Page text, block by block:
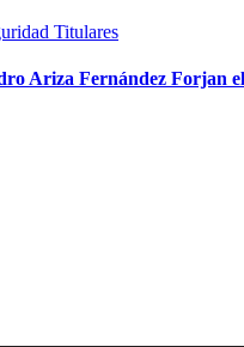
Titulares
Ariza Fernández Forjan